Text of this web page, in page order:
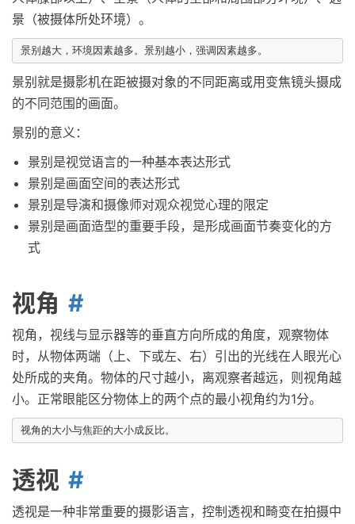
景（被摄体所处环境）。
景别就是摄影机在距被摄对象的不同距离或用变焦镜头摄成
的不同范围的画面。
景别的意义：
景别是视觉语言的一种基本表达形式
景别是画面空间的表达形式
景别是导演和摄像师对观众视觉心理的限定
景别是画面造型的重要手段，是形成画面节奏变化的方
式
视角
视角，视线与显示器等的垂直方向所成的角度，观察物体
时，从物体两端（上、下或左、右）引出的光线在人眼光心
处所成的夹角。物体的尺寸越小，离观察者越远，则视角越
小。正常眼能区分物体上的两个点的最小视角约为1分。
透视
透视是一种非常重要的摄影语言，控制透视和畸变在拍摄中